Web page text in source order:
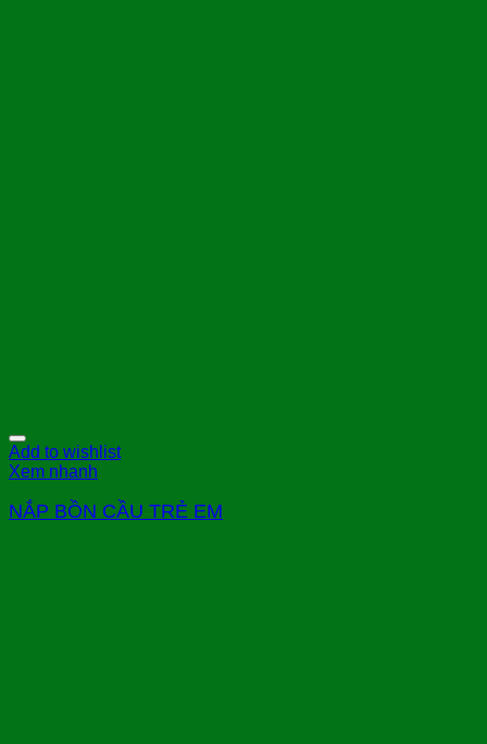
Add to wishlist
Xem nhanh
NẮP BỒN CẦU TRẺ EM